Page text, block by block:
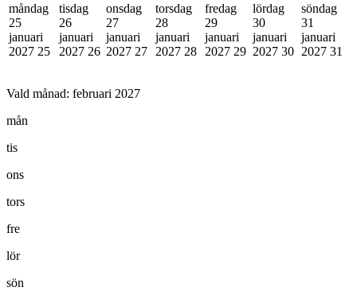
måndag
25
januari
2027 25
tisdag
26
januari
2027 26
onsdag
27
januari
2027 27
torsdag
28
januari
2027 28
fredag
29
januari
2027 29
lördag
30
januari
2027 30
söndag
31
januari
2027 31
Vald månad: februari 2027
mån
tis
ons
tors
fre
lör
sön